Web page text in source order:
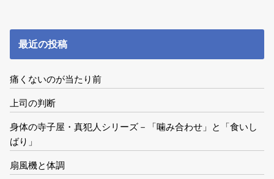
最近の投稿
痛くないのが当たり前
上司の判断
身体の寺子屋・真犯人シリーズ－「噛み合わせ」と「食いし
ばり」
扇風機と体調